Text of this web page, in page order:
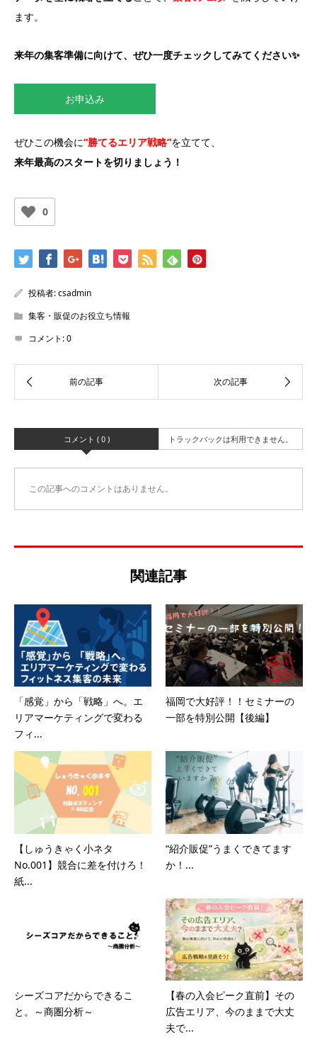
ます。
来年の集客準備に向けて、ぜひ一度チェックしてみてください✨
お申込み
ぜひこの機会に“勝てるエリア戦略”を立てて、
来年最高のスタートを切りましょう！
0
投稿者:csadmin
集客・販促のお役立ち情報
コメント:0
コメント ( 0 ) トラックバックは利用できません。
この記事へのコメントはありません。
関連記事
「感覚」から「戦略」へ。エ
リアマーケティングで変わる
フィ...
福岡で大好評！！セミナーの
一部を特別公開【後編】
【しゅうきゃく小ネタ
No.001】競合に差を付けろ！
紙...
“紹介販促”うまくできてます
か！...
シーズコアだからできるこ
と。～商圏分析～
【春の入会ピーク直前】その
広告エリア、今のままで大丈
夫で...